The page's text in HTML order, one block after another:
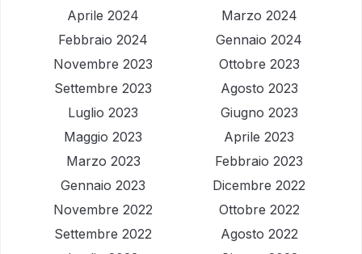
Aprile 2024
Marzo 2024
Febbraio 2024
Gennaio 2024
Novembre 2023
Ottobre 2023
Settembre 2023
Agosto 2023
Luglio 2023
Giugno 2023
Maggio 2023
Aprile 2023
Marzo 2023
Febbraio 2023
Gennaio 2023
Dicembre 2022
Novembre 2022
Ottobre 2022
Settembre 2022
Agosto 2022